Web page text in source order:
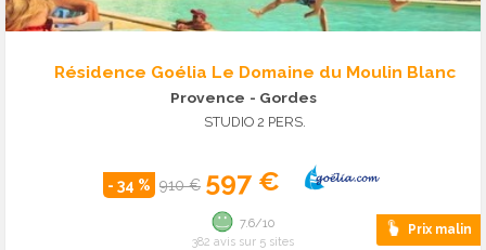
Résidence Goélia Le Domaine du Moulin Blanc
Provence - Gordes
STUDIO 2 PERS.
- 34 % 910 € 597 €
Prix malin
7.6/10
382 avis sur 5 sites